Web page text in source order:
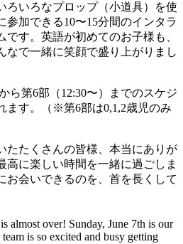
ろいろなプロップ（小道具）を使
参加できる10〜15分間のインタラ
です。英語が初めてのお子様も、
なで一緒に笑顔で盛り上がりまし
ら第6部（12:30〜）までのスケジ
ます。（※第6部は0,1,2歳児のみ
たたくさんの皆様、本当にありが
高に楽しい時間を一緒に過ごしま
お会いできるのを、首を長くして
almost over! Sunday, June 7th is our
is so excited and busy getting